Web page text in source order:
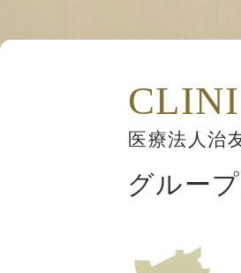
医療法人治
グルー